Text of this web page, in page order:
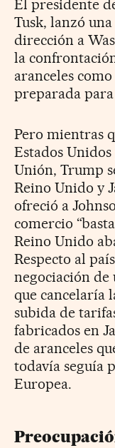
El presidente
Tusk, lanzó
dirección a
la
aranceles
preparada
Pero mientras
Estados
Unión, Trump
Reino Unido y
ofreció a
comercio
Reino Unido
Respecto al
negociación de
que cancelaría
subida de
fabricados en
de aranceles
todavía seguía
Europea.